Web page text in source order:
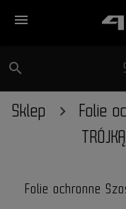
menu
search
Sklep Folie
Folie ochronne